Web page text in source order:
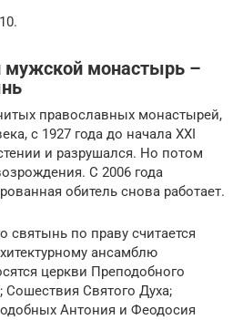
мужской монастырь –
православных монастырей,
с 1927 года до начала XXI
и разрушался. Но потом
С 2006 года
обитель снова работает.
святынь по праву считается
ансамблю
церкви Преподобного
Cвятого Духа;
Aнтония и Феодосия